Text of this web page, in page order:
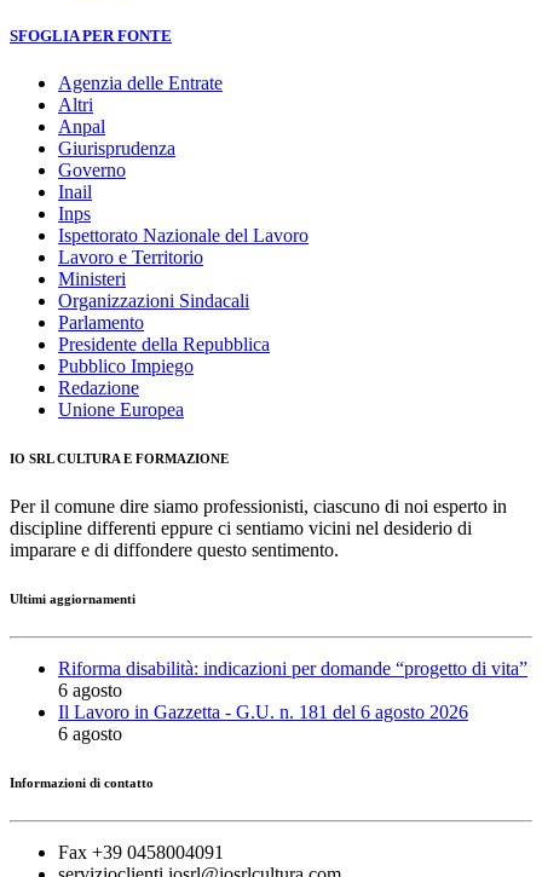
SFOGLIA PER FONTE
Agenzia delle Entrate
Altri
Anpal
Giurisprudenza
Governo
Inail
Inps
Ispettorato Nazionale del Lavoro
Lavoro e Territorio
Ministeri
Organizzazioni Sindacali
Parlamento
Presidente della Repubblica
Pubblico Impiego
Redazione
Unione Europea
IO SRL CULTURA E FORMAZIONE
Per il comune dire siamo professionisti, ciascuno di noi esperto in
discipline differenti eppure ci sentiamo vicini nel desiderio di
imparare e di diffondere questo sentimento.
Ultimi aggiornamenti
Riforma disabilità: indicazioni per domande “progetto di vita”
6 agosto
Il Lavoro in Gazzetta - G.U. n. 181 del 6 agosto 2026
6 agosto
Informazioni di contatto
Fax +39 0458004091